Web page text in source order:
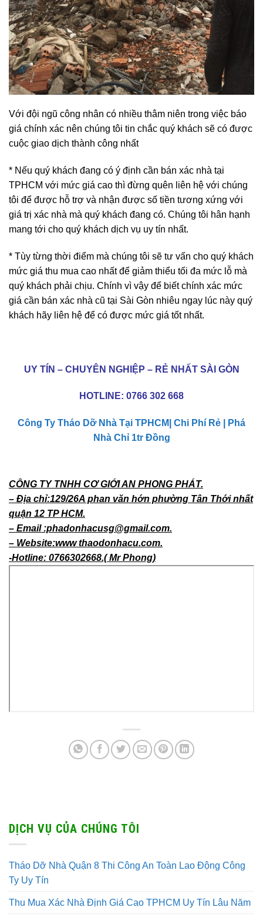
Với đội ngũ công nhân có nhiều thâm niên trong việc báo
giá chính xác nên chúng tôi tin chắc quý khách sẽ có được
* Nếu quý khách đang có ý định cần bán xác nhà tại
TPHCM với mức giá cao thì đừng quên liên hệ với chúng
tôi để được hỗ trợ và nhận được số tiền tương xứng với
giá trị xác nhà mà quý khách đang có. Chúng tôi hân hạnh
* Tùy từng thời điểm mà chúng tôi sẽ tư vấn cho quý khách
mức giá thu mua cao nhất để giảm thiểu tối đa mức lỗ mà
quý khách phải chịu. Chính vì vậy để biết chính xác mức
giá cần bán xác nhà cũ tại Sài Gòn nhiêu ngay lúc này quý
Công Ty Tháo Dỡ Nhà Tại TPHCM| Chi Phí Rẻ | Phá
CÔNG TY TNHH CƠ GIỚI AN PHONG PHÁT.
– Địa chỉ:129/26A phan văn hớn phường Tân Thới nhất
quận 12 TP HCM.
– Email :phadonhacusg@gmail.com.
– Website:www thaodonhacu.com.
-Hotline: 0766302668.( Mr Phong)
DỊCH VỤ CỦA CHÚNG TÔI
Tháo Dỡ Nhà Quận 8 Thi Công An Toàn Lao Động Công